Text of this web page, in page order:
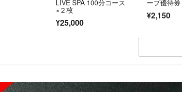
LIVE SPA 100分コース
×２枚
¥25,000
ープ優待
¥2,150
SOLD OUT